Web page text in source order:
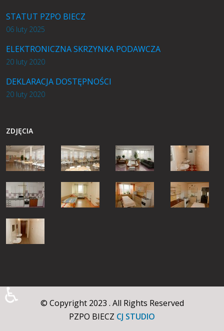
STATUT PZPO BIECZ
06 luty 2025
ELEKTRONICZNA SKRZYNKA PODAWCZA
20 luty 2020
DEKLARACJA DOSTĘPNOŚCI
20 luty 2020
ZDJĘCIA
© Copyright 2023 . All Rights Reserved
PZPO BIECZ CJ STUDIO